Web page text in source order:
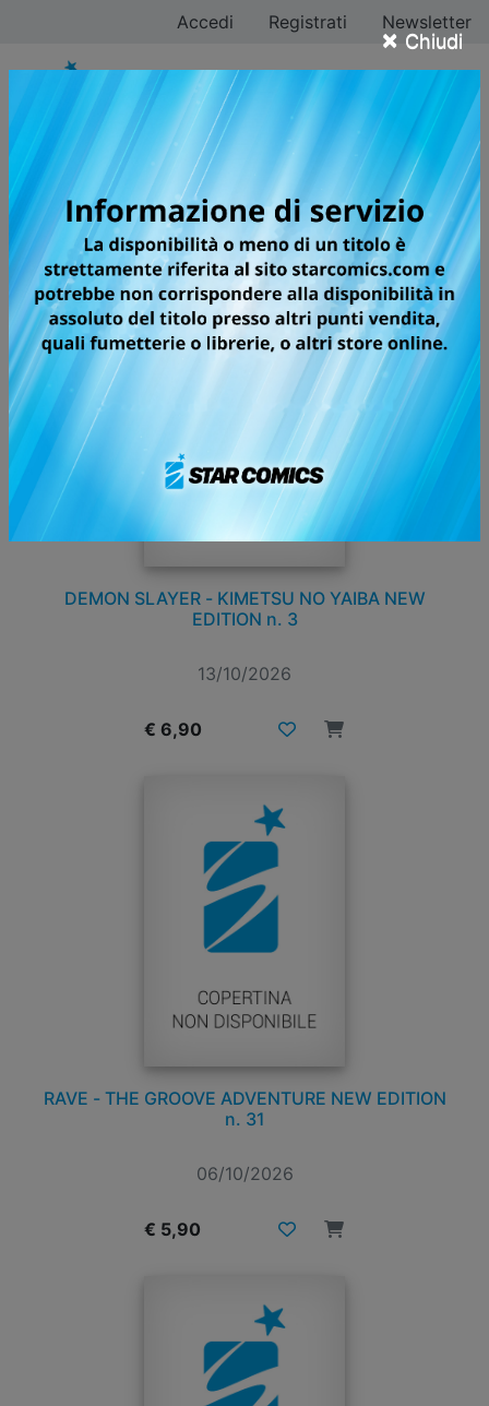
× Chiudi
Accedi Registrati Newsletter
Tutti i fumetti per la
testata BIG
DEMON SLAYER - KIMETSU NO YAIBA NEW
EDITION n. 3
13/10/2026
€ 6,90
RAVE - THE GROOVE ADVENTURE NEW EDITION
n. 31
06/10/2026
€ 5,90